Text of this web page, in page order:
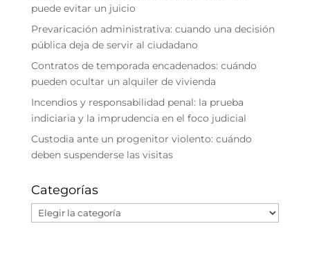
puede evitar un juicio
Prevaricación administrativa: cuando una decisión
pública deja de servir al ciudadano
Contratos de temporada encadenados: cuándo
pueden ocultar un alquiler de vivienda
Incendios y responsabilidad penal: la prueba
indiciaria y la imprudencia en el foco judicial
Custodia ante un progenitor violento: cuándo
deben suspenderse las visitas
Categorías
Categorías